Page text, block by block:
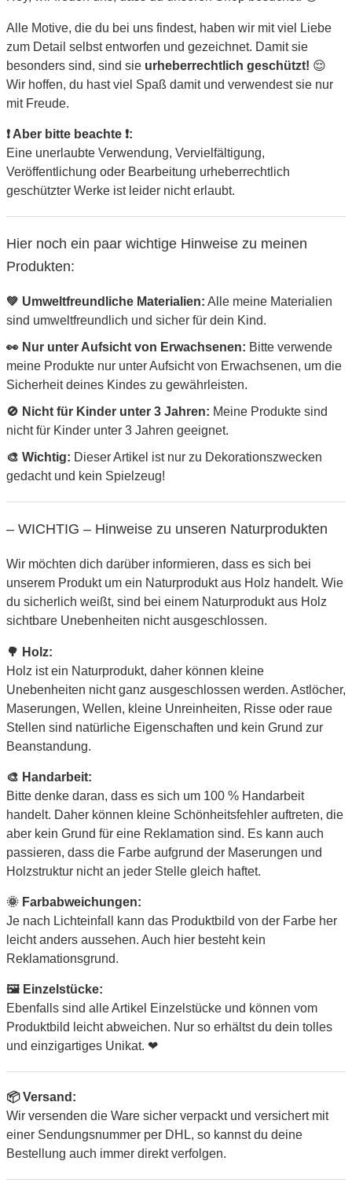
Alle Motive, die du bei uns findest, haben wir mit viel Liebe
zum Detail selbst entworfen und gezeichnet. Damit sie
besonders sind, sind sie urheberrechtlich geschützt! 😌
Wir hoffen, du hast viel Spaß damit und verwendest sie nur
mit Freude.
❗ Aber bitte beachte ❗:
Eine unerlaubte Verwendung, Vervielfältigung,
Veröffentlichung oder Bearbeitung urheberrechtlich
geschützter Werke ist leider nicht erlaubt.
Hier noch ein paar wichtige Hinweise zu meinen
Produkten:
💚 Umweltfreundliche Materialien: Alle meine Materialien
sind umweltfreundlich und sicher für dein Kind.
👀 Nur unter Aufsicht von Erwachsenen: Bitte verwende
meine Produkte nur unter Aufsicht von Erwachsenen, um die
Sicherheit deines Kindes zu gewährleisten.
🚫 Nicht für Kinder unter 3 Jahren: Meine Produkte sind
nicht für Kinder unter 3 Jahren geeignet.
🎨 Wichtig: Dieser Artikel ist nur zu Dekorationszwecken
gedacht und kein Spielzeug!
– WICHTIG – Hinweise zu unseren Naturprodukten
Wir möchten dich darüber informieren, dass es sich bei
unserem Produkt um ein Naturprodukt aus Holz handelt. Wie
du sicherlich weißt, sind bei einem Naturprodukt aus Holz
sichtbare Unebenheiten nicht ausgeschlossen.
🌳 Holz:
Holz ist ein Naturprodukt, daher können kleine
Unebenheiten nicht ganz ausgeschlossen werden. Astlöcher,
Maserungen, Wellen, kleine Unreinheiten, Risse oder raue
Stellen sind natürliche Eigenschaften und kein Grund zur
Beanstandung.
🎨 Handarbeit:
Bitte denke daran, dass es sich um 100 % Handarbeit
handelt. Daher können kleine Schönheitsfehler auftreten, die
aber kein Grund für eine Reklamation sind. Es kann auch
passieren, dass die Farbe aufgrund der Maserungen und
Holzstruktur nicht an jeder Stelle gleich haftet.
🌞 Farbabweichungen:
Je nach Lichteinfall kann das Produktbild von der Farbe her
leicht anders aussehen. Auch hier besteht kein
Reklamationsgrund.
🖼 Einzelstücke:
Ebenfalls sind alle Artikel Einzelstücke und können vom
Produktbild leicht abweichen. Nur so erhältst du dein tolles
und einzigartiges Unikat. ❤
📦 Versand:
Wir versenden die Ware sicher verpackt und versichert mit
einer Sendungsnummer per DHL, so kannst du deine
Bestellung auch immer direkt verfolgen.